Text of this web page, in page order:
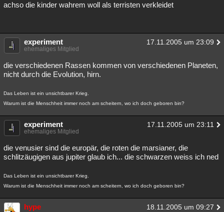
achso die kinder wahrem woll als terristen verkleidet
experiment 17.11.2005 um 23:09
ehemaliges Mitglied
die verschiedenen Rassen kommen von verschiedenen Planeten,
nicht durch die Evolution, hirn.
Das Leben ist ein unsichtbarer Krieg.
Warum ist die Menschheit immer noch am scheitern, wo ich doch geboren bin?
experiment 17.11.2005 um 23:11
ehemaliges Mitglied
die venusier sind die europär, die roten die marsianer, die
schlitzäugigen aus jupiter glaub ich... die schwarzen weiss ich ned
Das Leben ist ein unsichtbarer Krieg.
Warum ist die Menschheit immer noch am scheitern, wo ich doch geboren bin?
hype 18.11.2005 um 09:27